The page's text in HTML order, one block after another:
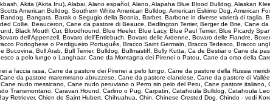
Akita (Akita Inu), Alabai, Alano español, Alano, Alapaha Blue Blood Bulldog, Alaskan
American Bulldog, Southern White American Bulldog, American Eskimo Dog, American
Bangara, Barak o Segugio della Bosnia, Barbet, Barbone in diverse varietà di
Collie, Beauceron, Cane da pastore di Beauce, Bedlington Terrier, Berger de Brie, Cane
Black Mouth Cur, Bloodhound, Blue Heeler, Blue Lacy, Blue Paul Terrier, Blue Picardy
dell'Appenzell, Bovaro dell'Entlebuch, Bovaro delle Ardenne, Bovaro delle Fiandre,
Portoghese o Perdigueiro Português, Bracco Saint Germain, Bracco Tedesco, Bracco
Bull Arab, Bull Terrier, Bulldog, Bullmastiff, Bully Kutta, Ca de Bestiar o Cane da
a pelo lungo o Langhaar, Cane da Montagna dei Pirenei o Patou, Cane da orso della
a faccia rasa, Cane da pastore dei Pirenei a pelo lungo, Cane da pastore della Russia
da pastore maremmano abruzzese, Cane da pastore olandese, Cane da pastore di
nudo messicano, Cane nudo peruviano o Perro sin pelo del Peru, Cane pastore
Transmontano, Caravan Hound, Carlino o Pug, Carpatin, Catahoula Bulldog, Catahoula
Retriever, Chien de Saint Hubert, Chihuahua, Chin, Chinese Crested Dog, Chindo - vedi